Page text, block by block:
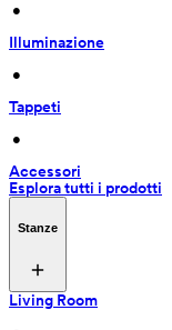
•
Illuminazione
•
Tappeti
•
Accessori
Esplora tutti i prodotti
Stanze
Living Room